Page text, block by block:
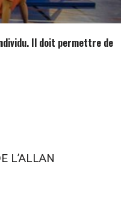
Il doit permettre de
L’ALLAN